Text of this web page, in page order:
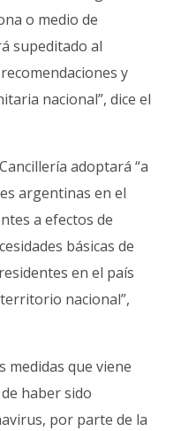
o medio de
supeditado al
y
nacional”, dice el
adoptará “a
argentinas en el
a efectos de
básicas de
en el país
nacional”,
medidas que viene
haber sido
por parte de la